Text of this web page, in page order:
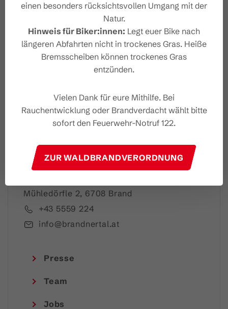
Dein Brandnertal Newslet
ter
Ich akzeptiere dieDatenschutzbestimmungen
Mühledörfle 2, 6708 Brand
+43 5559 224
info@brandnertal.at
Presse
Team
Jobs
einen besonders rücksichtsvollen Umgang mit der
Natur.
Hinweis für Biker:innen: Legt euer Bike nach
längeren Abfahrten nicht in trockenes Gras. Heiße
Bremsscheiben können trockenes Gras
entzünden.
Vielen Dank für eure Mithilfe. Bei
Rauchentwicklung oder Brandverdacht wählt bitte
sofort den Feuerwehr-Notruf 122.
ZUR WALDBRANDVERORDNUNG